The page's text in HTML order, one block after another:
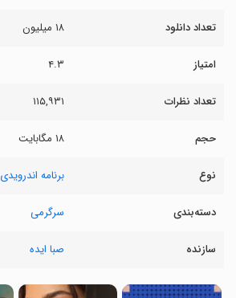
تعداد دانلود ۱۸ میلیون
امتیاز ۴.۳
تعداد نظرات ۱۱۵,۹۳۱
حجم ۱۸ مگابایت
نوع برنامه اندرویدی
دسته‌بندی سرگرمی
سازنده صبا ایده